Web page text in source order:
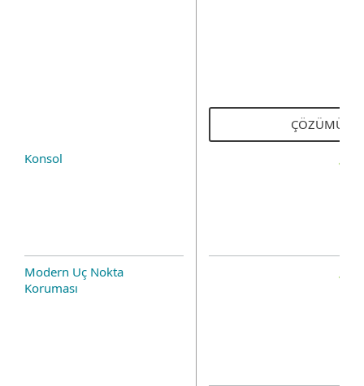
ÇÖZÜMÜ
Konsol
Modern Uç Nokta
Koruması